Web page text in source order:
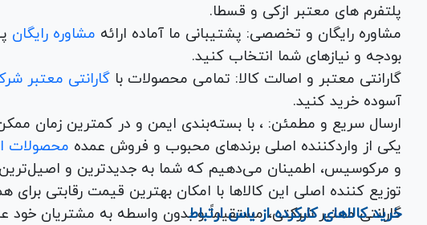
پلتفرم های معتبر ازکی و قسطا.
مشاوره رایگان و تخصصی: پشتیبانی ما آماده ارائه مشاوره رایگان
بودجه و نیازهای شما انتخاب کنید.
گارانتی معتبر و اصالت کالا: تمامی محصولات باگارانتی معتبر
آسوده خرید کنید.
ارسال سریع و مطمئن: ، با بسته‌بندی ایمن و در
یکی از واردکننده اصلی برندهای محبوب و فروش عمده محصولات
و مرکوسیس، اطمینان می‌دهیم که شما به جدیدترین و
توزیع کننده اصلی این کالاها با امکان
گارانتی معتبر شرکتی، مستقیماً و بدون واسطه به مشتریان خود
خرید کالاهای کارکرده از یاس ارتباط